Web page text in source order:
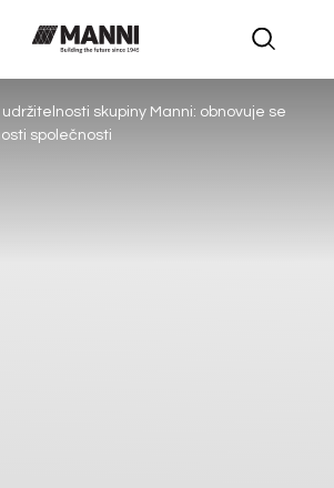
udržitelnosti skupiny Manni: obnovuje se
společnosti